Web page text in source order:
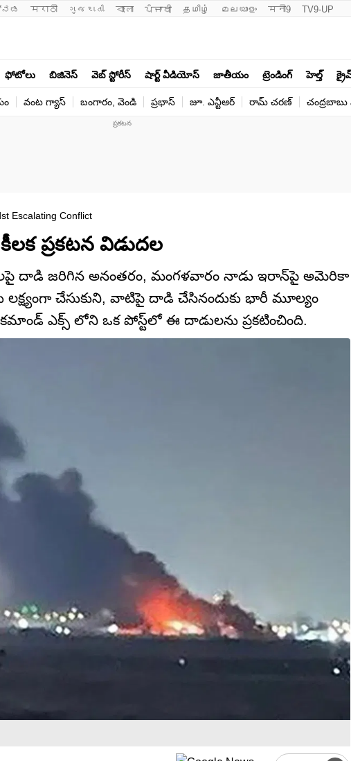
मराठी ગુજરાતી বাংলা ਪੰਜਾਬੀ தமிழ் മലയാളം मनी9 TV9-UP
ఫోటోలు బిజినెస్ వెబ్ స్టోరీస్ షార్ట్ వీడియోస్ జాతీయం ట్రెండింగ్ హెల్త్‌
వంట గ్యాస్ బంగారం, వెండి ప్రభాస్ జూ. ఎన్టీఆర్ రామ్ చ‌ర‌ణ్‌
Escalating Conflict
ప్రకటన విడుదల
దాడి జరిగిన అనంతరం, మంగళవారం నాడు ఇరాన్‌పై అమెరికా
చేసుకుని, వాటిపై దాడి చేసినందుకు భారీ మూల్యం
ఎక్స్ లోని ఒక పోస్ట్‌లో ఈ దాడులను ప్రకటించింది.